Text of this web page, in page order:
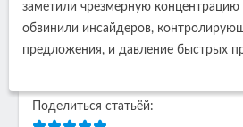
заметили чрезмерную
обвинили инсайдеров,
предложения, и давление быстрых
Поделиться статьёй: